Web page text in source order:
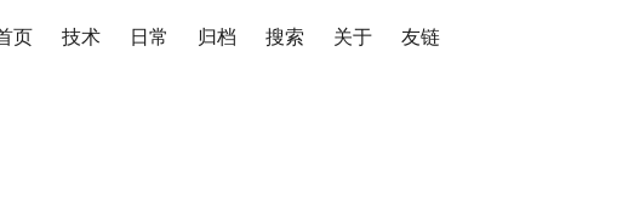
页 技术 日常 归档 搜索 关于 友链